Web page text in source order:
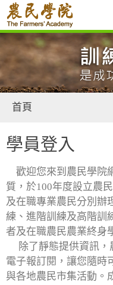
首頁
學員登入
歡迎您來到農民學院
質，於100年度設立農
及在職專業農民分別辦
練、進階訓練及高階訓
者及在職農民農業終
除了靜態提供資訊，
電子報訂閱，讓您隨時
與各地農民市集活動。